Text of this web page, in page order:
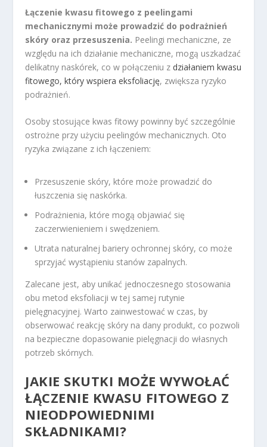
Łączenie kwasu fitowego z peelingami
mechanicznymi może prowadzić do podrażnień
skóry oraz przesuszenia. Peelingi mechaniczne, ze
względu na ich działanie mechaniczne, mogą uszkadzać
delikatny naskórek, co w połączeniu z działaniem kwasu
fitowego, który wspiera eksfoliację, zwiększa ryzyko
podrażnień.
Osoby stosujące kwas fitowy powinny być szczególnie
ostrożne przy użyciu peelingów mechanicznych. Oto
ryzyka związane z ich łączeniem:
Przesuszenie skóry, które może prowadzić do
łuszczenia się naskórka.
Podrażnienia, które mogą objawiać się
zaczerwienieniem i swędzeniem.
Utrata naturalnej bariery ochronnej skóry, co może
sprzyjać wystąpieniu stanów zapalnych.
Zalecane jest, aby unikać jednoczesnego stosowania
obu metod eksfoliacji w tej samej rutynie
pielęgnacyjnej. Warto zainwestować w czas, by
obserwować reakcję skóry na dany produkt, co pozwoli
na bezpieczne dopasowanie pielęgnacji do własnych
potrzeb skórnych.
JAKIE SKUTKI MOŻE WYWOŁAĆ
ŁĄCZENIE KWASU FITOWEGO Z
NIEODPOWIEDNIMI
SKŁADNIKAMI?